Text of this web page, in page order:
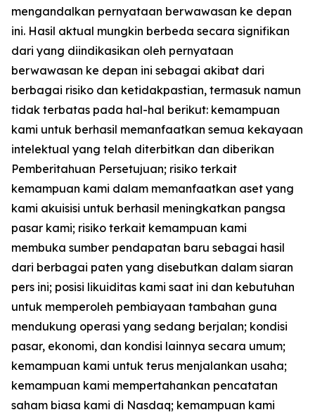
mengandalkan pernyataan berwawasan ke depan
ini. Hasil aktual mungkin berbeda secara signifikan
dari yang diindikasikan oleh pernyataan
berwawasan ke depan ini sebagai akibat dari
berbagai risiko dan ketidakpastian, termasuk namun
tidak terbatas pada hal-hal berikut: kemampuan
kami untuk berhasil memanfaatkan semua kekayaan
intelektual yang telah diterbitkan dan diberikan
Pemberitahuan Persetujuan; risiko terkait
kemampuan kami dalam memanfaatkan aset yang
kami akuisisi untuk berhasil meningkatkan pangsa
pasar kami; risiko terkait kemampuan kami
membuka sumber pendapatan baru sebagai hasil
dari berbagai paten yang disebutkan dalam siaran
pers ini; posisi likuiditas kami saat ini dan kebutuhan
untuk memperoleh pembiayaan tambahan guna
mendukung operasi yang sedang berjalan; kondisi
pasar, ekonomi, dan kondisi lainnya secara umum;
kemampuan kami untuk terus menjalankan usaha;
kemampuan kami mempertahankan pencatatan
saham biasa kami di Nasdaq; kemampuan kami